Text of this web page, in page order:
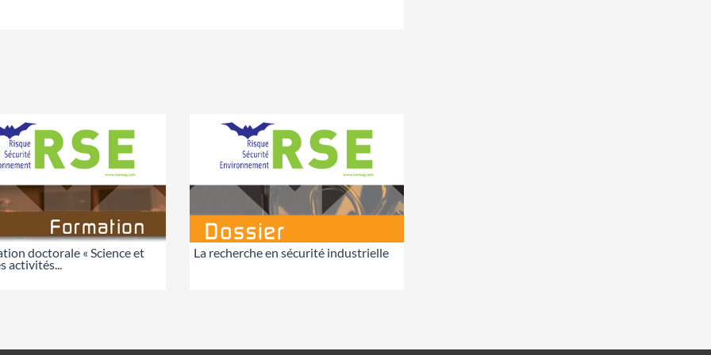
doctorale « Science et
activités...
La recherche en sécurité industrielle